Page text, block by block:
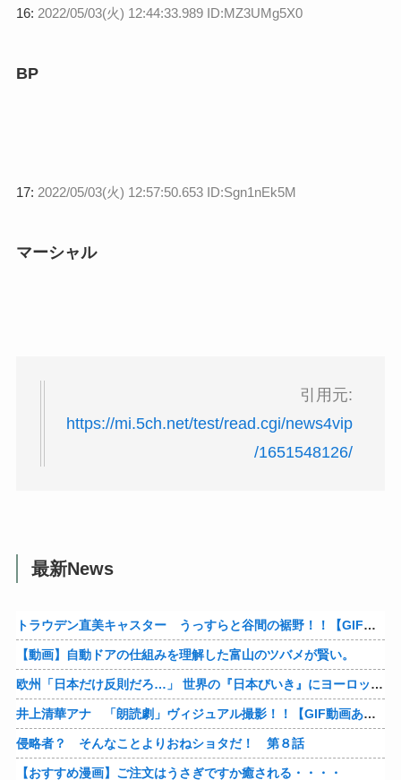
16: 2022/05/03(火) 12:44:33.989 ID:MZ3UMg5X0
BP
17: 2022/05/03(火) 12:57:50.653 ID:Sgn1nEk5M
マーシャル
引用元:
https://mi.5ch.net/test/read.cgi/news4vip
/1651548126/
最新News
トラウデン直美キャスター うっすらと谷間の裾野！！【GIF動画あり】
【動画】自動ドアの仕組みを理解した富山のツバメが賢い。
欧州「日本だけ反則だろ…」 世界の『日本びいき』にヨーロッパ全土から不満の声
井上清華アナ 「朗読劇」ヴィジュアル撮影！！【GIF動画あり】
侵略者？ そんなことよりおねショタだ！ 第８話
【おすすめ漫画】ご注文はうさぎですか癒される・・・・